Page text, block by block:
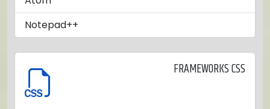
Notepad++
FRAMEWORKS CSS